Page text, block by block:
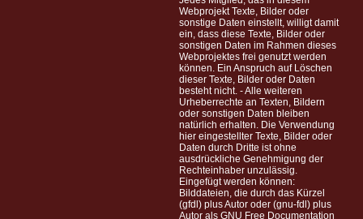
Webprojekt Texte, Bilder oder
sonstige Daten einstellt, willigt damit
ein, dass diese Texte, Bilder oder
sonstigen Daten im Rahmen dieses
Webprojektes frei genutzt werden
können. Ein Anspruch auf Löschen
dieser Texte, Bilder oder Daten
besteht nicht. - Alle weiteren
Urheberrechte an Texten, Bildern
oder sonstigen Daten bleiben
natürlich erhalten. Die Verwendung
hier eingestellter Texte, Bilder oder
Daten durch Dritte ist ohne
ausdrückliche Genehmigung der
Rechteinhaber unzulässig.
Eingefügt werden können:
Bilddateien, die durch das Kürzel
(gfdl) plus Autor oder (gnu-fdl) plus
Autor als GNU Free Documentation